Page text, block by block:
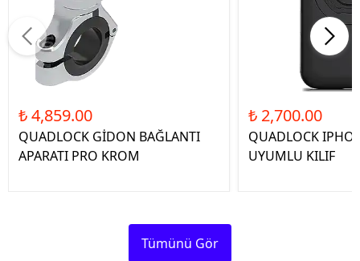
₺ 4,859.00
QUADLOCK GİDON BAĞLANTI
APARATI PRO KROM
₺ 2,700.00
QUADLOCK
UYUMLU KILIF
Tümünü Gör